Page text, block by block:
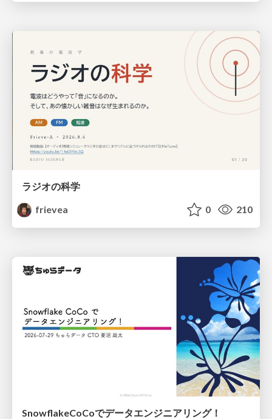
ラジオの科学
frievea
0 210
SnowflakeCoCoでデータエンジニアリング！